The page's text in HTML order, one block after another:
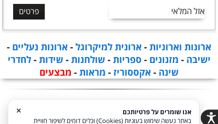
אזל המלאי פרטים
ארונות וארוניות-ארונית למיקרוגל-ארונות נעליים -
ישיבה - מזנונים - ספריות- שולחנות- שידות-לחדרי
שינה -אקססוריז - מראות- מבצעים
×
אנו שומרים על פרטיותכם
באתר נעשה שימוש בעוגיות (Cookies) וכלים דומים לשיפור חוויית